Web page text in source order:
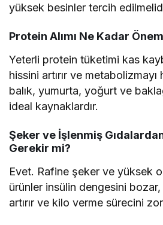
yüksek besinler tercih
Protein Alımı Ne Kadar
Yeterli protein tüketimi kas
hissini artırır ve metabolizmayı
balık, yumurta, yoğurt ve
ideal kaynaklardır.
Şeker ve İşlenmiş
Gerekir mi?
Evet. Rafine şeker ve yüksek
ürünler insülin dengesini bozar,
artırır ve kilo verme sürecini